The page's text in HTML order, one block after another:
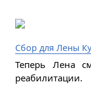
Сбор для Лены
Теперь Лена
реабилитации.